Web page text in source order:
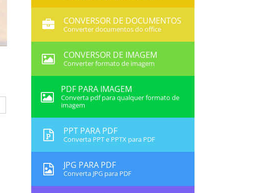
CONVERSOR DE DOCUMENTOS
Converter documentos do office
CONVERSOR DE IMAGEM
Converter formato de imagem
PDF PARA IMAGEM
Converta pdf para qualquer formato de
imagem
PPT PARA PDF
Converta PPT e PPTX para PDF
JPG PARA PDF
Converta JPG para PDF